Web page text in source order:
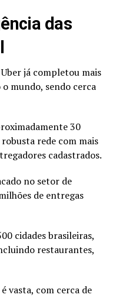
das
já completou mais
mundo, sendo cerca
30
rede com mais
cadastrados.
no setor de
de entregas
cidades brasileiras,
restaurantes,
vasta, com cerca de